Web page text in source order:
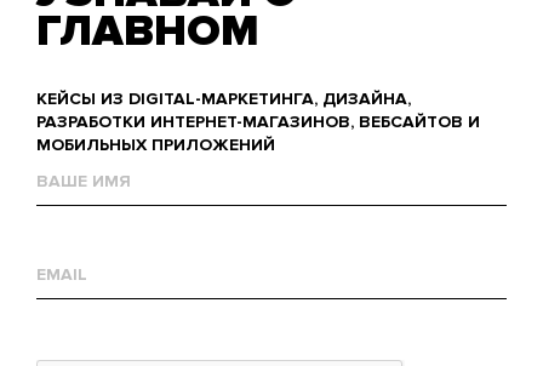
ГЛАВНОМ
КЕЙСЫ ИЗ DIGITAL-МАРКЕТИНГА, ДИЗАЙНА,
РАЗРАБОТКИ ИНТЕРНЕТ-МАГАЗИНОВ, ВЕБСАЙТОВ И
МОБИЛЬНЫХ ПРИЛОЖЕНИЙ
mail